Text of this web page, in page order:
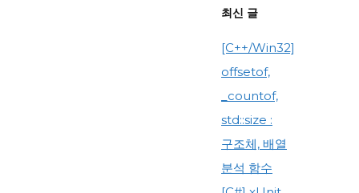
최신 글
[C++/Win32]
offsetof,
_countof,
std::size :
구조체, 배열
분석 함수